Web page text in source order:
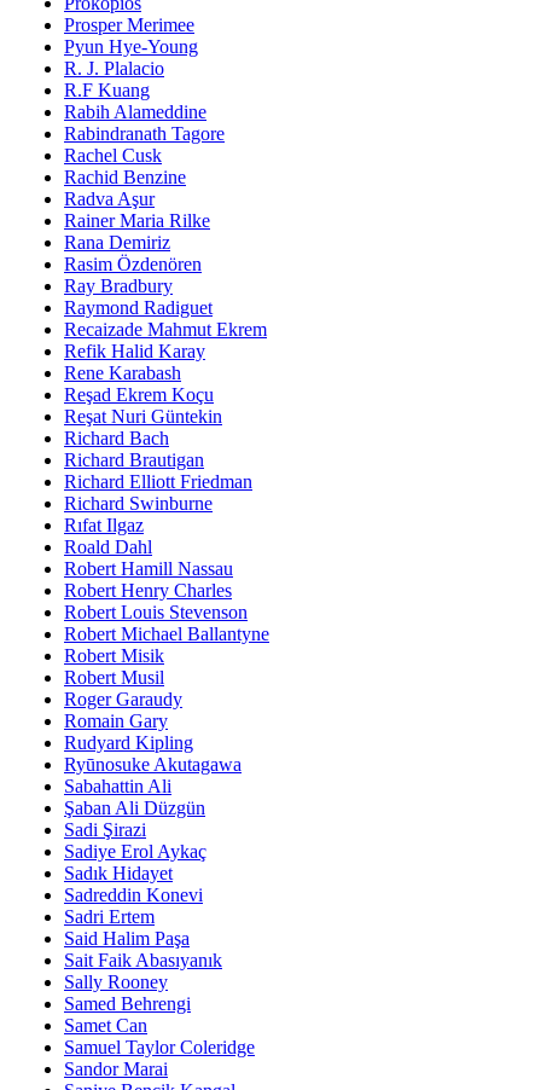
Prosper Merimee
Pyun Hye-Young
R. J. Plalacio
R.F Kuang
Rabih Alameddine
Rabindranath Tagore
Rachel Cusk
Rachid Benzine
Radva Aşur
Rainer Maria Rilke
Rana Demiriz
Rasim Özdenören
Ray Bradbury
Raymond Radiguet
Recaizade Mahmut Ekrem
Refik Halid Karay
Rene Karabash
Reşad Ekrem Koçu
Reşat Nuri Güntekin
Richard Bach
Richard Brautigan
Richard Elliott Friedman
Richard Swinburne
Rıfat Ilgaz
Roald Dahl
Robert Hamill Nassau
Robert Henry Charles
Robert Louis Stevenson
Robert Michael Ballantyne
Robert Misik
Robert Musil
Roger Garaudy
Romain Gary
Rudyard Kipling
Ryūnosuke Akutagawa
Sabahattin Ali
Şaban Ali Düzgün
Sadi Şirazi
Sadiye Erol Aykaç
Sadık Hidayet
Sadreddin Konevi
Sadri Ertem
Said Halim Paşa
Sait Faik Abasıyanık
Sally Rooney
Samed Behrengi
Samet Can
Samuel Taylor Coleridge
Sandor Marai